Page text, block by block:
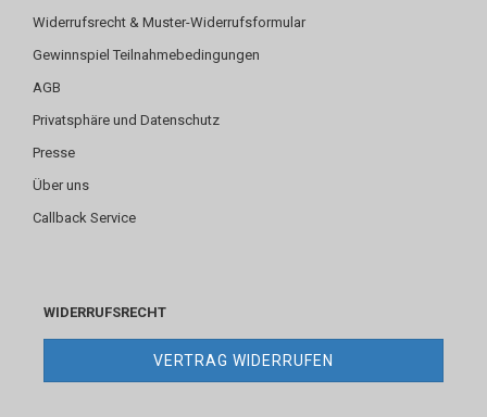
Widerrufsrecht & Muster-Widerrufsformular
Gewinnspiel Teilnahmebedingungen
AGB
Privatsphäre und Datenschutz
Presse
Über uns
Callback Service
WIDERRUFSRECHT
VERTRAG WIDERRUFEN